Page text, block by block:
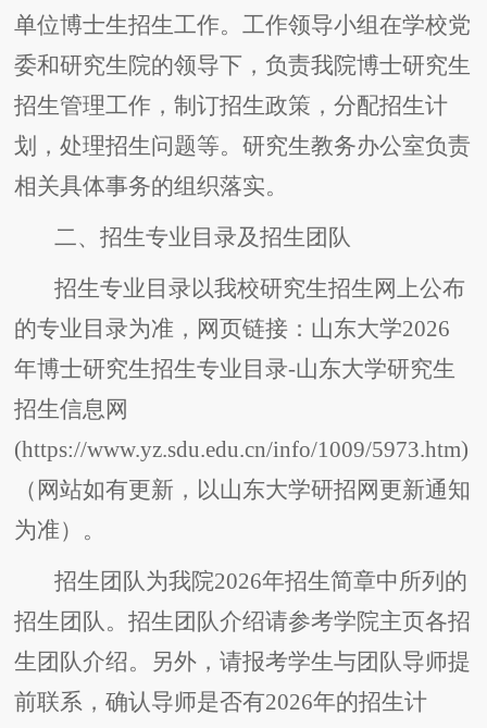
单位博士生招生工作。工作领导小组在学校党
委和研究生院的领导下，负责我院博士研究生
招生管理工作，制订招生政策，分配招生计
划，处理招生问题等。研究生教务办公室负责
相关具体事务的组织落实。
二、招生专业目录及招生团队
招生专业目录以我校研究生招生网上公布
的专业目录为准，网页链接：山东大学2026
年博士研究生招生专业目录-山东大学研究生
招生信息网
(https://www.yz.sdu.edu.cn/info/1009/5973.htm)
（网站如有更新，以山东大学研招网更新通知
为准）。
招生团队为我院2026年招生简章中所列的
招生团队。招生团队介绍请参考学院主页各招
生团队介绍。另外，请报考学生与团队导师提
前联系，确认导师是否有2026年的招生计